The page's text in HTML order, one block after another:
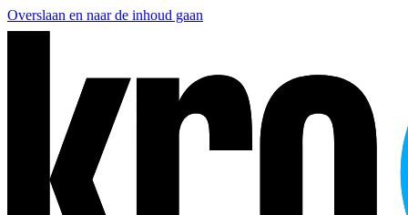
Overslaan en naar de inhoud gaan